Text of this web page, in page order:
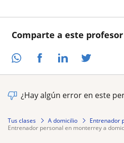
Comparte a este profesor
¿Hay algún error en este
Tus clases A domicilio Entrenador
entrenador personal en monterrey a